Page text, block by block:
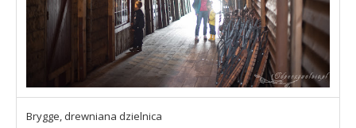
Brygge, drewniana dzielnica